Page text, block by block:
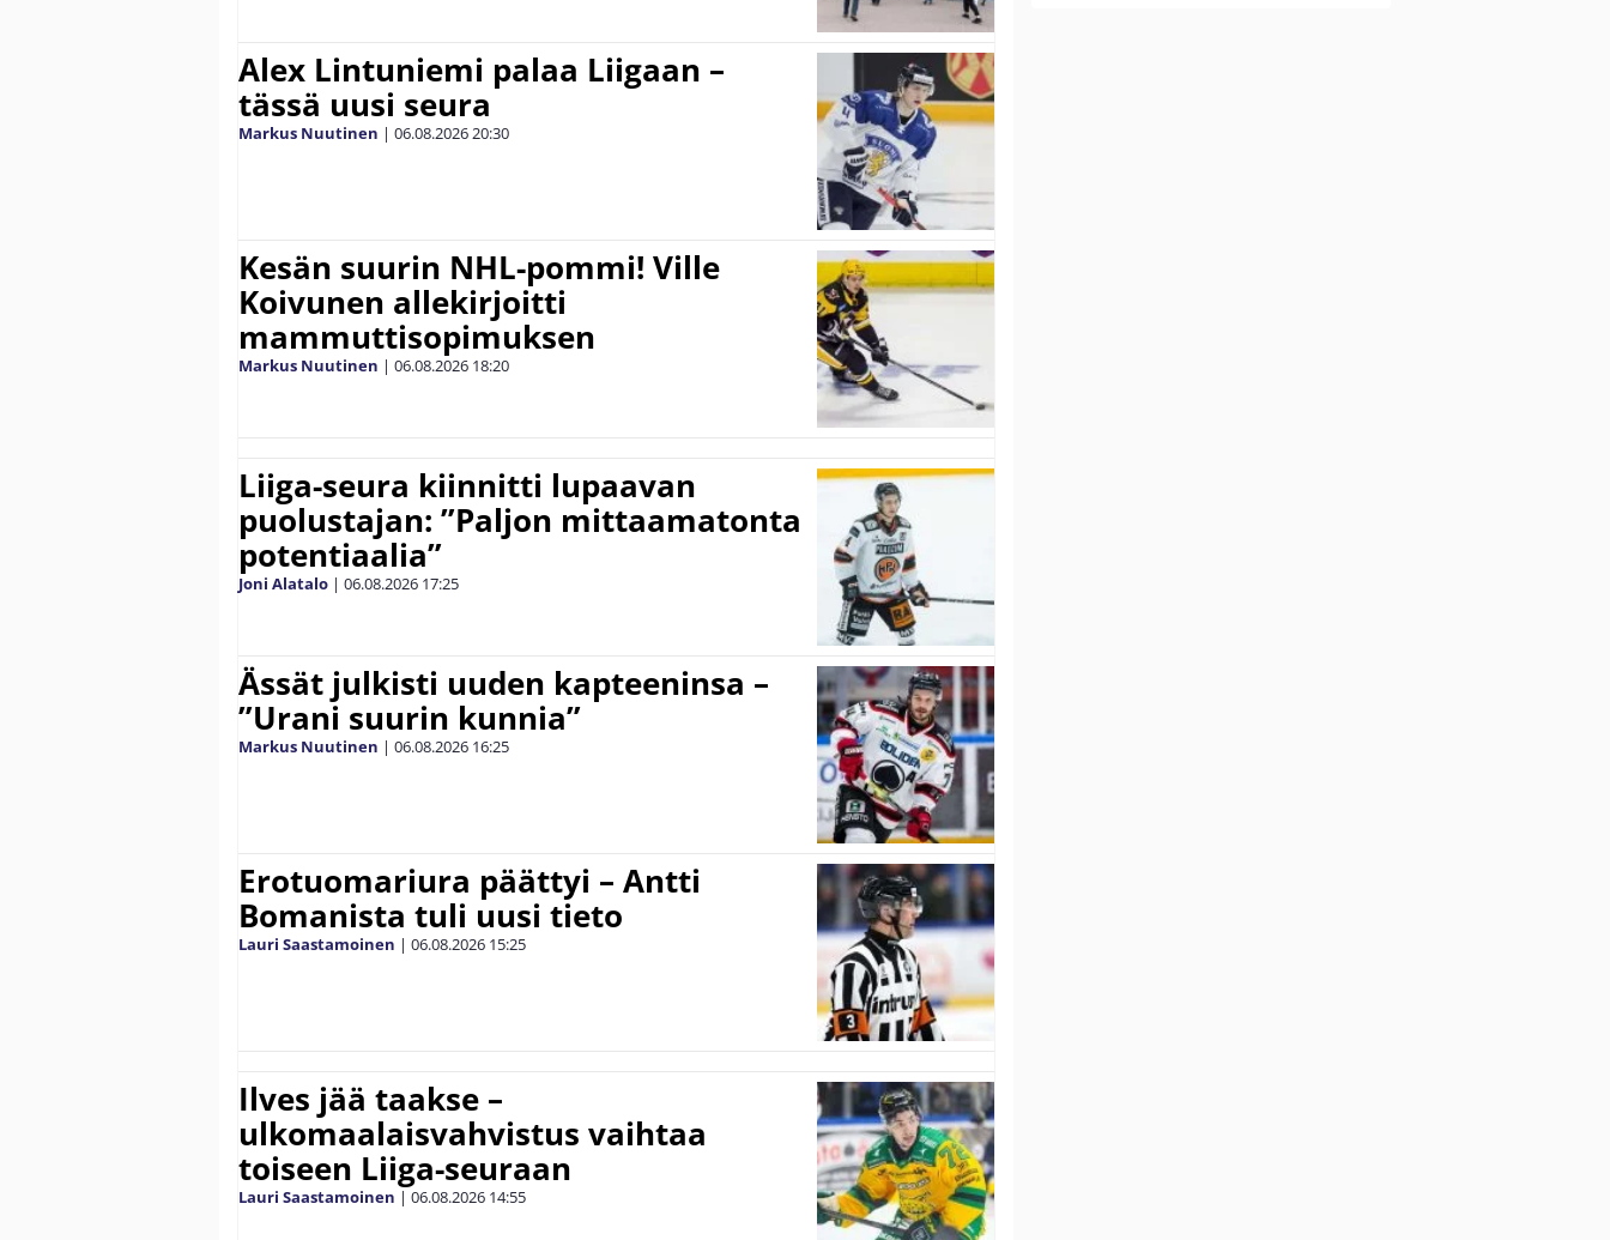
Alex Lintuniemi palaa Liigaan –
tässä uusi seura
Markus Nuutinen | 06.08.202620:30
Kesän suurin NHL-pommi! Ville
Koivunen allekirjoitti
mammuttisopimuksen
Markus Nuutinen | 06.08.2026 18:20
Liiga-seura kiinnitti lupaavan
puolustajan: ”Paljon mittaamatonta
potentiaalia”
Joni Alatalo | 06.08.2026 17:25
Ässät julkisti uuden kapteeninsa –
”Urani suurin kunnia”
Markus Nuutinen | 06.08.2026 16:25
Erotuomariura päättyi – Antti
Bomanista tuli uusi tieto
Lauri Saastamoinen | 06.08.2026 15:25
Ilves jää taakse –
ulkomaalaisvahvistus vaihtaa
toiseen Liiga-seuraan
Lauri Saastamoinen | 06.08.2026 14:55